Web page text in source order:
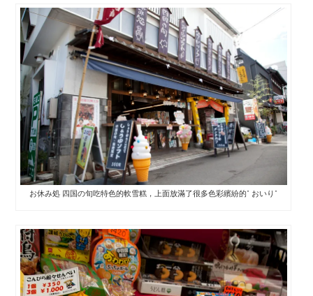
お休み処 四国の旬吃特色的軟雪糕，上面放滿了很多色彩繽紛的” おいり”